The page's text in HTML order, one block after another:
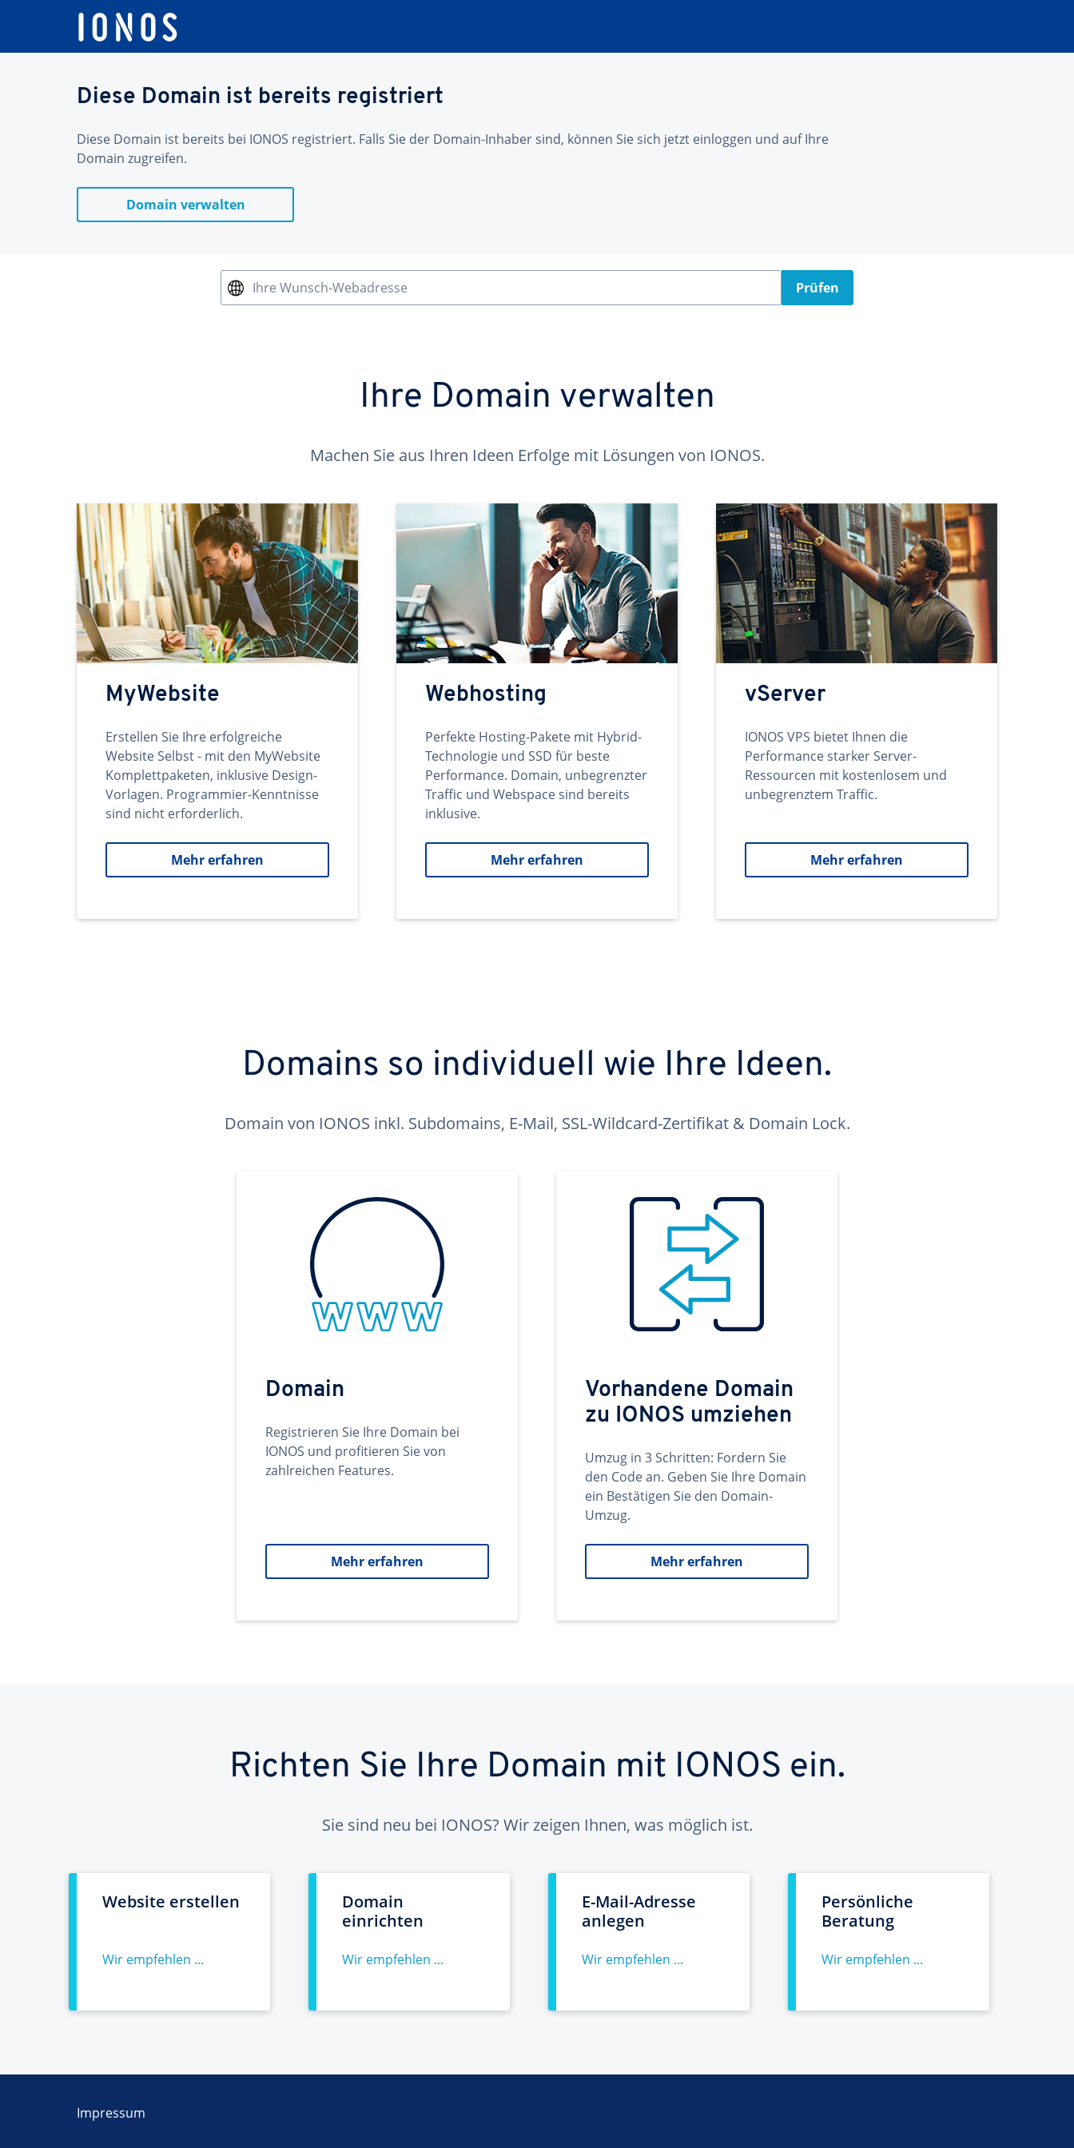
Diese Domain ist bereits registriert
Diese Domain ist bereits bei IONOS registriert. Falls Sie der Domain-Inhaber sind, können Sie sich jetzt einloggen und auf Ihre
Domain zugreifen.
Domain verwalten
Ihre Wunsch-Webadresse Prüfen
Ihre Domain verwalten
Machen Sie aus Ihren Ideen Erfolge mit Lösungen von IONOS.
MyWebsite
Erstellen Sie Ihre erfolgreiche
Website Selbst - mit den MyWebsite
Komplettpaketen, inklusive Design-
Vorlagen. Programmier-Kenntnisse
sind nicht erforderlich.
Mehr erfahren
Webhosting
Perfekte Hosting-Pakete mit Hybrid-
Technologie und SSD für beste
Performance. Domain, unbegrenzter
Traffic und Webspace sind bereits
inklusive.
Mehr erfahren
vServer
IONOS VPS bietet Ihnen die
Performance starker Server-
Ressourcen mit kostenlosem und
unbegrenztem Traffic.
Mehr erfahren
Domains so individuell wie Ihre Ideen.
Domain von IONOS inkl. Subdomains, E-Mail, SSL-Wildcard-Zertifikat & Domain Lock.
Domain
Registrieren Sie Ihre Domain bei
IONOS und profitieren Sie von
zahlreichen Features.
Mehr erfahren
Vorhandene Domain
zu IONOS umziehen
Umzug in 3 Schritten: Fordern Sie
den Code an. Geben Sie Ihre Domain
ein Bestätigen Sie den Domain-
Umzug.
Mehr erfahren
Richten Sie Ihre Domain mit IONOS ein.
Sie sind neu bei IONOS? Wir zeigen Ihnen, was möglich ist.
Website erstellen
Wir empfehlen ...
Domain
einrichten
Wir empfehlen ...
E-Mail-Adresse
anlegen
Wir empfehlen ...
Persönliche
Beratung
Wir empfehlen ...
Impressum